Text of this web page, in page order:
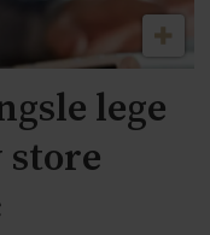
lege